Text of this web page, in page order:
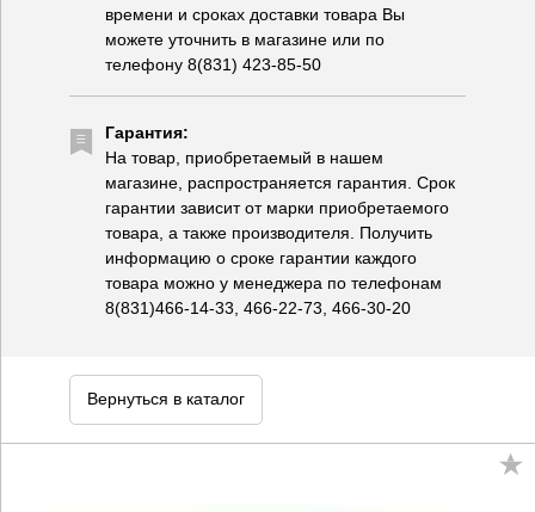
времени и сроках доставки товара Вы
можете уточнить в магазине или по
телефону 8(831) 423-85-50
Гарантия:
На товар, приобретаемый в нашем
магазине, распространяется гарантия. Срок
гарантии зависит от марки приобретаемого
товара, а также производителя. Получить
информацию о сроке гарантии каждого
товара можно у менеджера по телефонам
8(831)466-14-33, 466-22-73, 466-30-20
Вернуться в каталог